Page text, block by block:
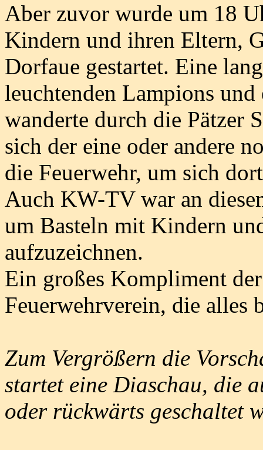
Aber zuvor wurde um 18
Kindern und ihren Eltern,
Dorfaue gestartet. Eine
leuchtenden Lampions
wanderte durch die Pätzer
sich der eine oder andere
die Feuerwehr, um sich
Auch KW-TV war an
um Basteln mit Kindern
aufzuzeichnen.
Ein großes Kompliment
Feuerwehrverein, die alles
Zum Vergrößern die
startet eine Diaschau, die
oder rückwärts geschaltet